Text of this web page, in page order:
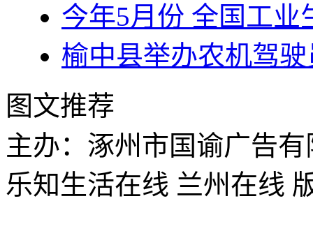
今年5月份 全国工业
榆中县举办农机驾
图文推荐
主办：涿州市国谕广告
乐知生活在线 兰州在线